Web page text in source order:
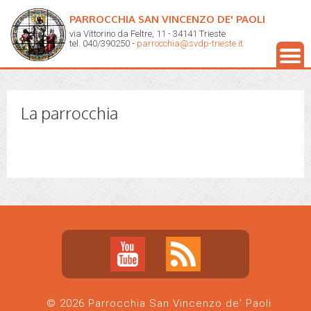
PARROCCHIA SAN VINCENZO DE' PAOLI
via Vittorino da Feltre, 11 - 34141 Trieste
tel. 040/390250 - parrocchia@svdp-trieste.it
La parrocchia
© 2026 Parrocchia San Vincenzo de' Paoli